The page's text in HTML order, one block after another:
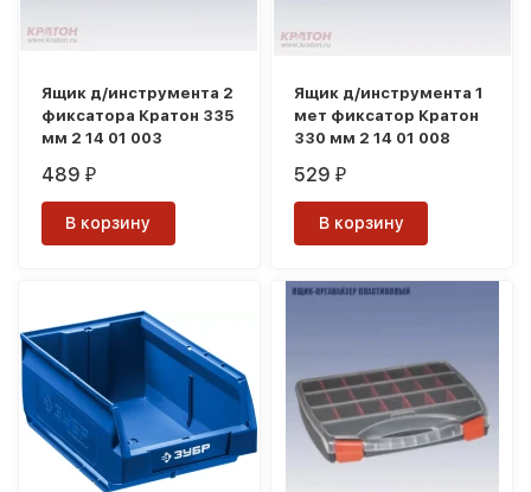
Ящик д/инструмента 2
фиксатора Кратон 335
мм 2 14 01 003
489₽
В корзину
Ящик д/инструмента 1
мет фиксатор Кратон
330 мм 2 14 01 008
529₽
В корзину